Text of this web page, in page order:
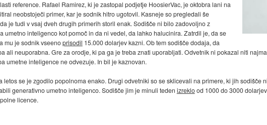
reference. Rafael Ramirez, ki je zastopal podjetje HoosierVac, je oktobra lani na
neobstoječi primer, kar je sodnik hitro ugotovil. Kasneje so pregledali še
je tudi v vsaj dveh drugih primerih storil enak. Sodišče ni bilo zadovoljno z
umetno inteligenco kot pomoč in da ni vedel, da lahko halucinira. Zatrdil je, da se
mu je sodnik vseenoprisodil 15.000 dolarjev kazni. Ob tem sodišče dodaja, da
ali neuporabna. Gre za orodje, ki pa ga je treba znati uporabljati. Odvetnik ni pokazal niti
umetne inteligence ne odvezuje. In bil je kaznovan.
letos se je zgodilo popolnoma enako. Drugi odvetniki so se sklicevali na primere, ki jih sodišče
generativno umetno inteligenco. Sodišče jim je minuli teden izreklood 1000 do 3000
licence.